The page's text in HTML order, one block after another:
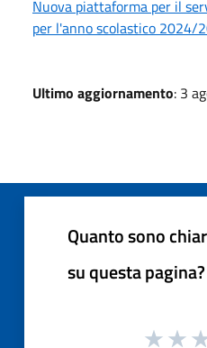
Nuova piattaforma per il
per l'anno scolastico 2024/
Ultimo aggiornamento: 3
Quanto sono
su questa pagina?